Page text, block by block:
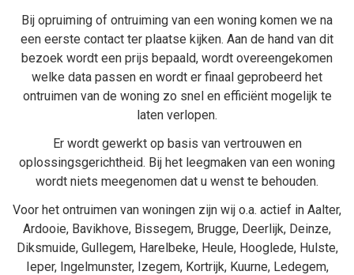
Bij opruiming of ontruiming van een woning komen we na
een eerste contact ter plaatse kijken. Aan de hand van dit
bezoek wordt een prijs bepaald, wordt overeengekomen
welke data passen en wordt er finaal geprobeerd het
ontruimen van de woning zo snel en efficiënt mogelijk te
laten verlopen.
Er wordt gewerkt op basis van vertrouwen en
oplossingsgerichtheid. Bij het leegmaken van een woning
wordt niets meegenomen dat u wenst te behouden.
Voor het ontruimen van woningen zijn wij o.a. actief in Aalter,
Ardooie, Bavikhove, Bissegem, Brugge, Deerlijk, Deinze,
Diksmuide, Gullegem, Harelbeke, Heule, Hooglede, Hulste,
Ieper, Ingelmunster, Izegem, Kortrijk, Kuurne, Ledegem,